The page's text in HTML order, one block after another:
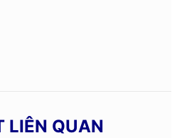
LIÊN QUAN